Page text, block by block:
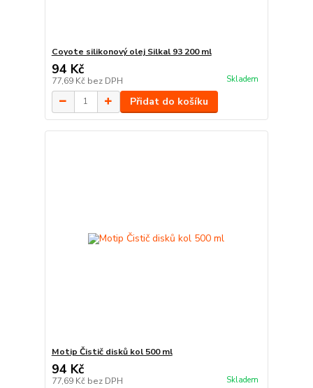
Coyote silikonový olej Silkal 93 200 ml
94 Kč
77,69 Kč bez DPH Skladem
Přidat do košíku
Motip Čistič disků kol 500 ml
94 Kč
77,69 Kč bez DPH Skladem